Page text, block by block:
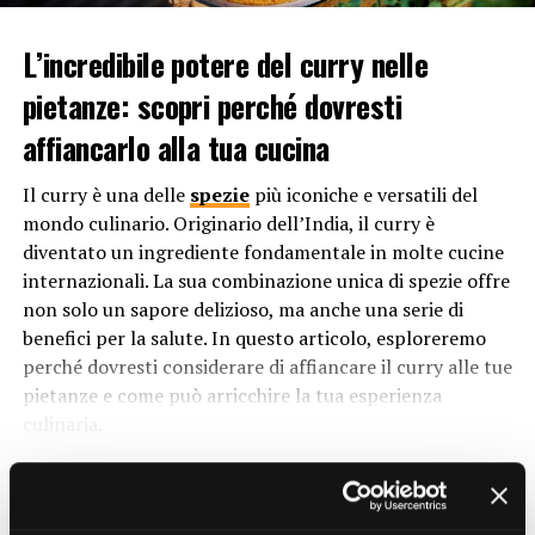
delizia culinaria ha origini intriganti e affonda le sue
radici nella storia e nella tradizione. L’aggettivo
“pasticcera” deriva dal termine “pasticcere”, che indica
una persona che lavora nel settore della pasticceria. In
origine, la crema pasticcera era associata
principalmente alle preparazioni dolci delle pasticcerie,
da qui l’attributo “pasticcera” nel suo nome.
Tuttavia, il termine “crema” richiama direttamente la
sua consistenza morbida e vellutata. Questa crema è
ottenuta dalla miscelazione di ingredienti come latte,
tuorli d’uovo,zuccheroe farina o amido di mais, che
vengono cotti fino a ottenere una consistenza densa e
sua stretta associazione con il mondo della pasticceria.
L’incredibile potere del curry nelle
pietanze: scopri perché dovresti
affiancarlo alla tua cucina
Il curry è una delle speziepiù iconiche e versatili del
mondo culinario. Originario dell’India, il curry è
diventato un ingrediente fondamentale in molte cucine
internazionali. La sua combinazione unica di spezie offre
non solo un sapore delizioso, ma anche una serie di
benefici per la salute. In questo articolo, esploreremo
perché dovresti considerare di affiancare il curry alle tue
pietanze e come può arricchire la tua esperienza
Il curry è una miscela di spezie
che varia da regione a regione e da ricetta a ricetta.
CONTINUE READING